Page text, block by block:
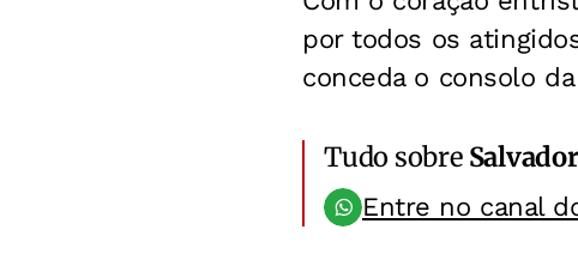
por todos os
conceda o consolo
Tudo sobre Salvador
Entre no canal